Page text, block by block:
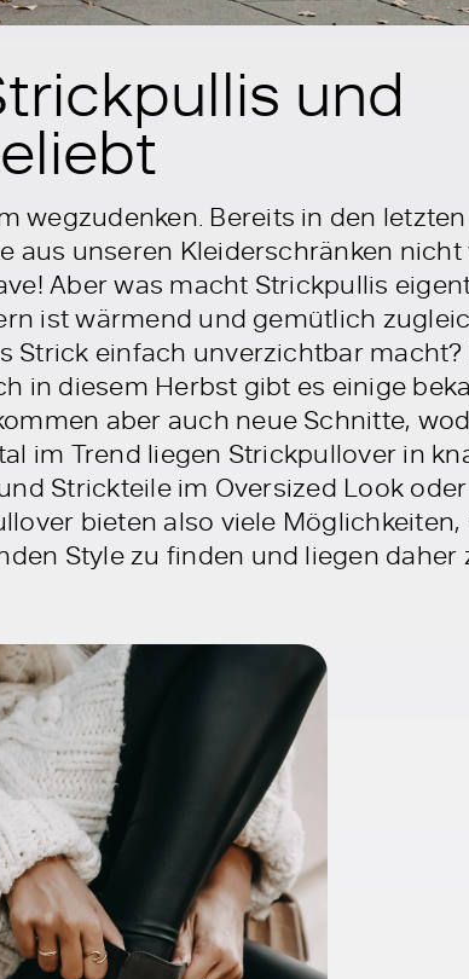
und
wegzudenken. Bereits in den
aus unseren Kleiderschränken nicht
Aber was macht Strickpullis
ist wärmend und gemütlich
Strick einfach unverzichtbar
in diesem Herbst gibt es einige
aber auch neue Schnitte,
im Trend liegen Strickpullover in
Strickteile im Oversized Look
bieten also viele
Style zu finden und liegen daher